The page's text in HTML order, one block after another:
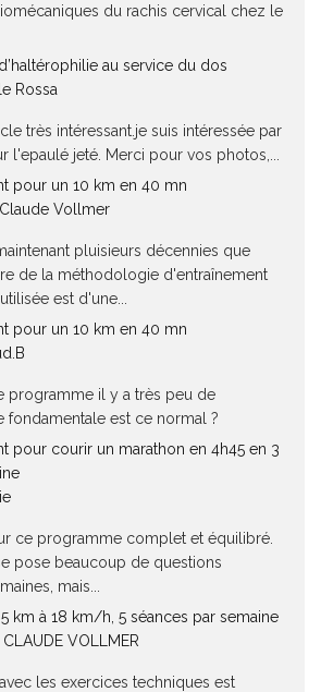
du rachis cervical chez le
au service du dos
Rossa
très intéressant.je suis intéressée par
l'epaulé jeté. Merci pour vos photos,...
pour un 10 km en 40 mn
Vollmer
pluisieurs décennies que
de la méthodologie d'entraînement
est d'une...
pour un 10 km en 40 mn
programme il y a très peu de
est ce normal ?
pour courir un marathon en 4h45 en 3
ce programme complet et équilibré.
pose beaucoup de questions
mais...
km à 18 km/h, 5 séances par semaine
VOLLMER
les exercices techniques est